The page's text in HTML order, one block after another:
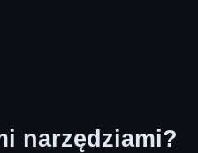
narzędziami?